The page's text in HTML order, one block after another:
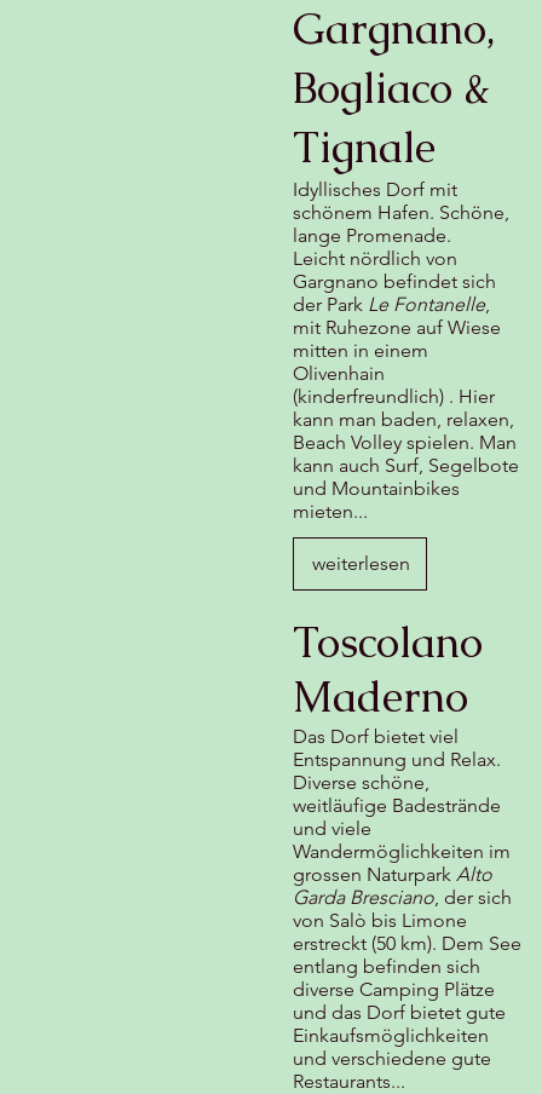
Gargnano,
Bogliaco &
Tignale
Idyllisches Dorf mit
schönem Hafen. Schöne,
lange Promenade.
Leicht nördlich von
Gargnano befindet sich
der Park Le Fontanelle,
mit Ruhezone auf Wiese
mitten in einem
Olivenhain
(kinderfreundlich) . Hier
kann man baden, relaxen,
Beach Volley spielen. Man
kann auch Surf, Segelbote
und Mountainbikes
mieten...
weiterlesen
Toscolano
Maderno
Das Dorf bietet viel
Entspannung und Relax.
Diverse schöne,
weitläufige Badestrände
und viele
Wandermöglichkeiten im
grossen Naturpark Alto
Garda Bresciano, der sich
von Salò bis Limone
erstreckt (50 km). Dem See
entlang befinden sich
diverse Camping Plätze
und das Dorf bietet gute
Einkaufsmöglichkeiten
und verschiedene gute
Restaurants...